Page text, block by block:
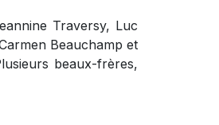
Traversy, Luc
Beauchamp et
beaux-frères,